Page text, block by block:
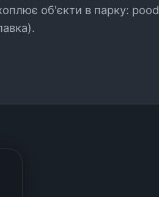
об'єкти в парку: pood